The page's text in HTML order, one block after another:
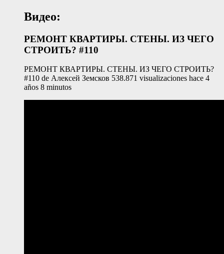
Видео:
РЕМОНТ КВАРТИРЫ. СТЕНЫ. ИЗ ЧЕГО
СТРОИТЬ? #110
РЕМОНТ КВАРТИРЫ. СТЕНЫ. ИЗ ЧЕГО СТРОИТЬ?
#110 de Алексей Земсков 538.871 visualizaciones hace 4
años 8 minutos